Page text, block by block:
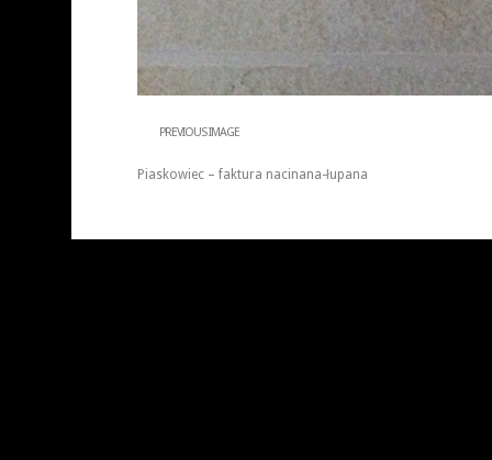
PREVIOUS IMAGE
Piaskowiec – faktura nacinana-łupana